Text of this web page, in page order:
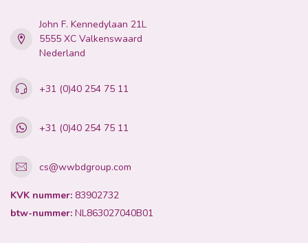
John F. Kennedylaan 21L
5555 XC Valkenswaard
Nederland
+31 (0)40 254 75 11
+31 (0)40 254 75 11
cs@wwbdgroup.com
KVK nummer: 83902732
btw-nummer: NL863027040B01